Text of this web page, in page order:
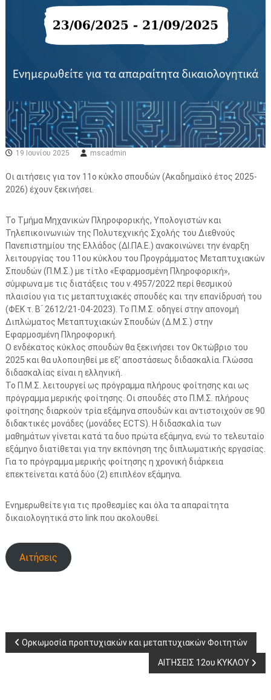
ο
φ
κ
19 Ιουνίου 2025 mscadmin
Οι αιτήσεις για τον 11ο κύκλο σπουδών (Ακαδημαϊκό έτος 2025-
2026) έχουν ξεκινήσει.
Το Τμήμα Μηχανικών Πληροφορικής, Υπολογιστών και
Τηλεπικοινωνιών της Πολυτεχνικής Σχολής του Διεθνούς
Πανεπιστημίου της Ελλάδος (ΔΙ.ΠΑ.Ε.) ανακοινώνει την έναρξη
λειτουργίας του 11ου κύκλου του Προγράμματος Μεταπτυχιακών
Σπουδών (Π.Μ.Σ.) με τίτλο «Εφαρμοσμένη Πληροφορική»,
σύμφωνα με τις διατάξεις του ν.4957/2022 περί θεσμικού
πλαισίου για τις μεταπτυχιακές σπουδές και την επανίδρυσή του
(ΦΕΚ τ. Β ́ 2612/21-04-2023). Το Π.Μ.Σ. οδηγεί στην απονομή
Διπλώματος Μεταπτυχιακών Σπουδών (Δ.Μ.Σ.) στην
Εφαρμοσμένη Πληροφορική.
O ενδέκατος κύκλος σπουδών θα ξεκινήσει τον Οκτώβριο του
2025 και θα υλοποιηθεί με εξ’ αποστάσεως διδασκαλία. Γλώσσα
διδασκαλίας είναι η ελληνική.
Το Π.Μ.Σ. λειτουργεί ως πρόγραμμα πλήρους φοίτησης και ως
πρόγραμμα μερικής φοίτησης. Οι σπουδές στο Π.Μ.Σ. πλήρους
φοίτησης διαρκούν τρία εξάμηνα σπουδών και αντιστοιχούν σε 90
διδακτικές μονάδες (μονάδες ECTS). Η διδασκαλία των
μαθημάτων γίνεται κατά τα δυο πρώτα εξάμηνα, ενώ το τελευταίο
εξάμηνο διατίθεται για την εκπόνηση της διπλωματικής εργασίας.
Για το πρόγραμμα μερικής φοίτησης η χρονική διάρκεια
επεκτείνεται κατά δύο (2) επιπλέον εξάμηνα.
Ενημερωθείτε για τις προθεσμίες και όλα τα απαραίτητα
δικαιολογητικά στο link που ακολουθεί.
Αιτήσεις
Ορκωμοσία προπτυχιακών και μεταπτυχιακών Φοιτητών
ΑΙΤΗΣΕΙΣ 12ου ΚΥΚΛΟΥ